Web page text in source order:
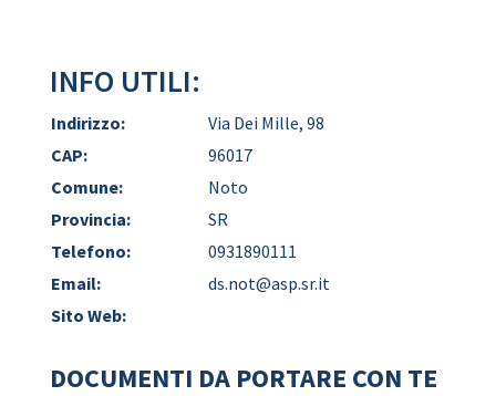
INFO UTILI:
Indirizzo:
Via Dei Mille, 98
CAP:
96017
Comune:
Noto
Provincia:
SR
Telefono:
0931890111
Email:
ds.not@asp.sr.it
Sito Web:
DOCUMENTI DA PORTARE CON TE